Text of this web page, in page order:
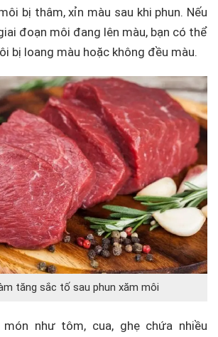
bị thâm, xỉn màu sau khi phun. Nếu
đoạn môi đang lên màu, bạn có thể
bị loang màu hoặc không đều màu.
tăng sắc tố sau phun xăm môi
món như tôm, cua, ghẹ chứa nhiều